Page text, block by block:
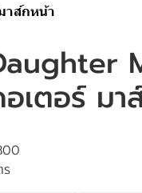
าส์กหน้า
เตอร์ มา